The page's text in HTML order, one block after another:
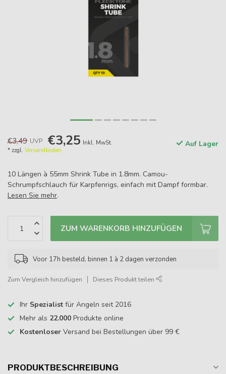
€3,49 UVP €3,25 Inkl. MwSt.
* zzgl. Versandkosten
Auf Lager
10 Längen à 55mm Shrink Tube in 1.8mm. Camou-
Schrumpfschlauch für Karpfenrigs, einfach mit Dampf formbar.
Lesen Sie mehr.
ZUM WARENKORB HINZUFÜGEN
Voor 17h besteld, binnen 1 à 2 dagen verzonden
Zum Vergleich hinzufügen Dieses Produkt teilen
Ihr Spezialist für Angeln seit 2016
Mehr als 22.000 Produkte online
Kostenloser Versand bei Bestellungen über 99 €
PRODUKTBESCHREIBUNG